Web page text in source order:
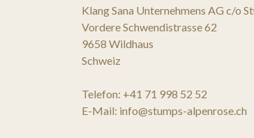
Klang Sana Unternehmens AG c/o
Vordere Schwendistrasse 62
9658 Wildhaus
Schweiz
Telefon: +41 71 998 52 52
E-Mail: info@stumps-alpenrose.ch